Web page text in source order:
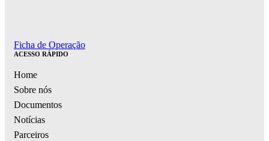
Ficha de Operação
ACESSO RÁPIDO
Home
Sobre nós
Documentos
Notícias
Parceiros